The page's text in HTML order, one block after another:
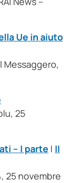
Ue in aiuto
Messaggero,
25
– I parte | II
25 novembre